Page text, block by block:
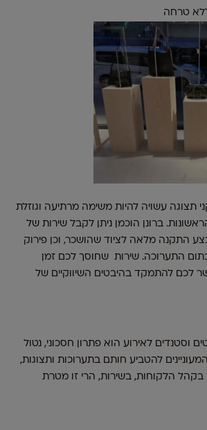
טרחה
תצוגה עשויה להיות משימה מרתיעה וגוזלת
ברונן הוכמן ניתן לקבל שירות של
התקנה מלאה לציוד שהושכר, וכן פירוק
התערוכה. שירות שחוסך לכם זמן
לכם להתמקד בהיבטים השיווקיים של
וסטנדים לאירוע הוא פתרון חסכוני, נטול
להטביע חותם בתערוכות ותצוגות,
הלקוחות, בשירות, הרי זו מטרת